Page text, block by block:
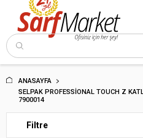
5000 TL ve Üzeri Alışverişlerde
ve Trakya
ANASAYFA
SELPAK PROFESSIONAL TOUCH Z
7900014
Filtre